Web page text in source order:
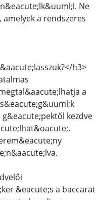
Ne
a rendszeres
h3>
a
kezdve
&eacute;s a baccarat